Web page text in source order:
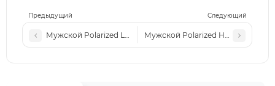
Предыдущий Следующий
Мужской Polarized Lac P07 c1Мужской Polarized HB P11 c4